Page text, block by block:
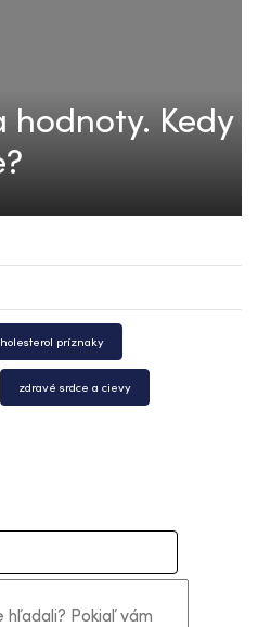
hodnoty. Kedy
príznaky
zdravé srdce a cievy